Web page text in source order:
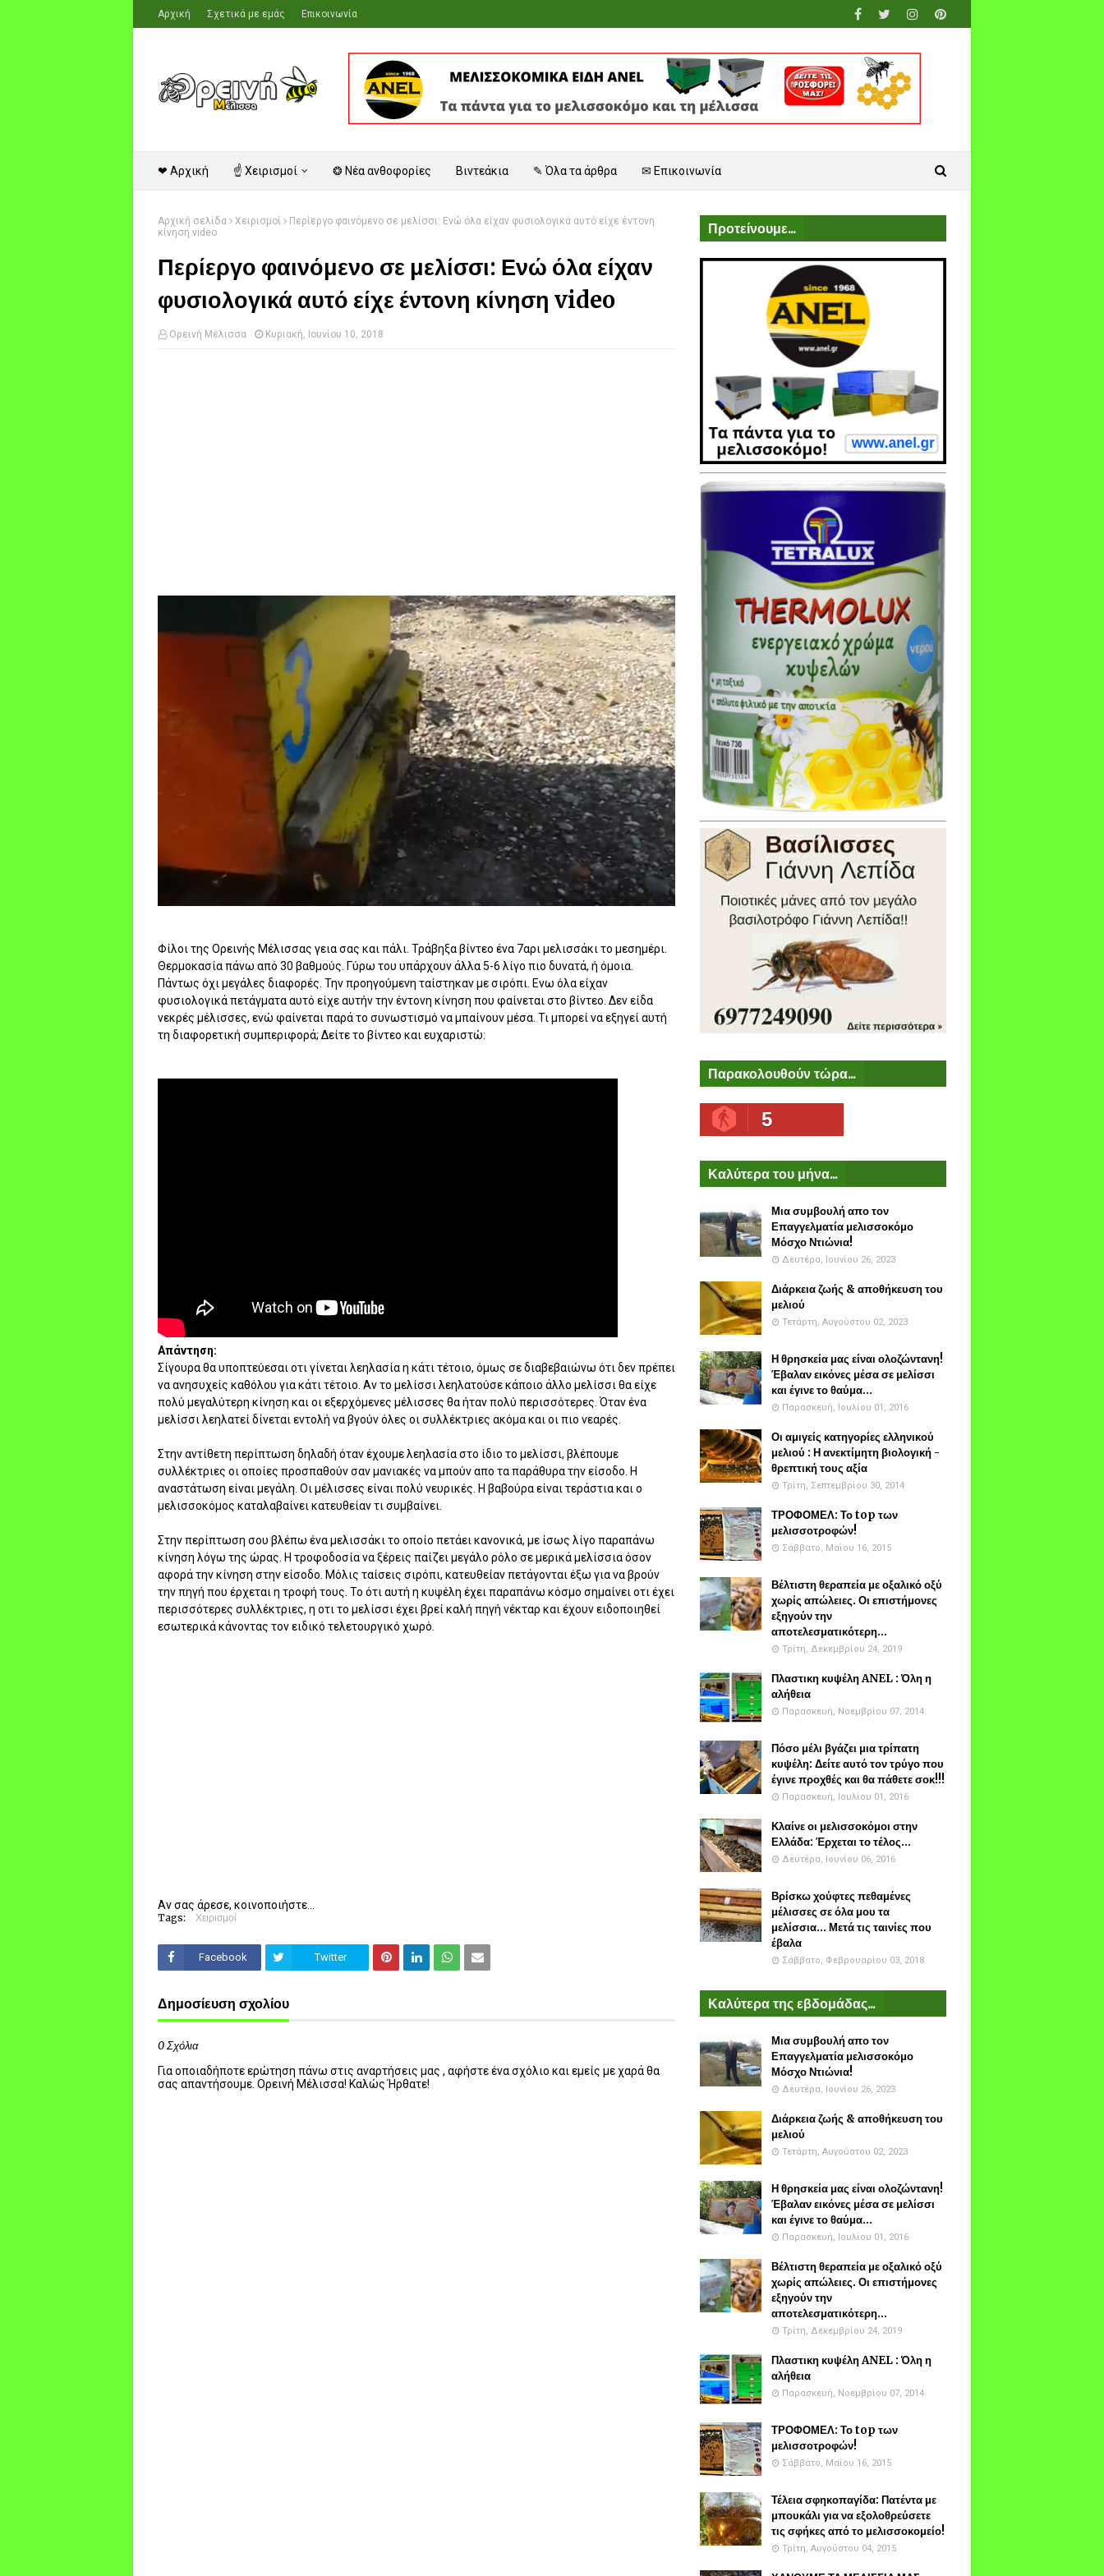
Αρχική Σχετικά με εμάς Επικοινωνία
❤ Αρχική ☝ Χειρισμοί ❂ Νέα ανθοφορίες Βιντεάκια ✎ Όλα τα άρθρα ✉ Επικοινωνία
Αρχική σελίδα Χειρισμοί
Περίεργο φαινόμενο σε μελίσσι: Ενώ όλα είχαν φυσιολογικά αυτό είχε έντονη
κίνηση video
Περίεργο φαινόμενο σε μελίσσι: Ενώ όλα είχαν
φυσιολογικά αυτό είχε έντονη κίνηση video
Ορεινή Μέλισσα Κυριακή, Ιουνίου 10, 2018
Φίλοι της Ορεινής Μέλισσας γεια σας και πάλι. Τράβηξα βίντεο ένα 7αρι μελισσάκι το μεσημέρι.
Θερμοκασία πάνω από 30 βαθμούς. Γύρω του υπάρχουν άλλα 5-6 λίγο πιο δυνατά, ή όμοια.
Πάντως όχι μεγάλες διαφορές. Την προηγούμενη ταίστηκαν με σιρόπι. Ενω όλα είχαν
φυσιολογικά πετάγματα αυτό είχε αυτήν την έντονη κίνηση που φαίνεται στο βίντεο. Δεν είδα
νεκρές μέλισσες, ενώ φαίνεται παρά το συνωστισμό να μπαίνουν μέσα. Τι μπορεί να εξηγεί αυτή
τη διαφορετική συμπεριφορά; Δείτε το βίντεο και ευχαριστώ:
Απάντηση:
Σίγουρα θα υποπτεύεσαι οτι γίνεται λεηλασία η κάτι τέτοιο, όμως σε διαβεβαιώνω ότι δεν πρέπει
να ανησυχείς καθόλου για κάτι τέτοιο. Αν το μελίσσι λεηλατούσε κάποιο άλλο μελίσσι θα είχε
πολύ μεγαλύτερη κίνηση και οι εξερχόμενες μέλισσες θα ήταν πολύ περισσότερες. Όταν ένα
μελίσσι λεηλατεί δίνεται εντολή να βγούν όλες οι συλλέκτριες ακόμα και οι πιο νεαρές.
Στην αντίθετη περίπτωση δηλαδή όταν έχουμε λεηλασία στο ίδιο το μελίσσι, βλέπουμε
συλλέκτριες οι οποίες προσπαθούν σαν μανιακές να μπούν απο τα παράθυρα την είσοδο. Η
αναστάτωση είναι μεγάλη. Οι μέλισσες είναι πολύ νευρικές. Η βαβούρα είναι τεράστια και ο
μελισσοκόμος καταλαβαίνει κατευθείαν τι συμβαίνει.
Στην περίπτωση σου βλέπω ένα μελισσάκι το οποίο πετάει κανονικά, με ίσως λίγο παραπάνω
κίνηση λόγω της ώρας. Η τροφοδοσία να ξέρεις παίζει μεγάλο ρόλο σε μερικά μελίσσια όσον
αφορά την κίνηση στην είσοδο. Μόλις ταίσεις σιρόπι, κατευθείαν πετάγονται έξω για να βρούν
την πηγή που έρχεται η τροφή τους. Το ότι αυτή η κυψέλη έχει παραπάνω κόσμο σημαίνει οτι έχει
περισσότερες συλλέκτριες, η οτι το μελίσσι έχει βρεί καλή πηγή νέκταρ και έχουν ειδοποιηθεί
εσωτερικά κάνοντας τον ειδικό τελετουργικό χωρό.
Αν σας άρεσε, κοινοποιήστε...
Tags: Χειρισμοί
Facebook Twitter
Δημοσίευση σχολίου
0 Σχόλια
Για οποιαδήποτε ερώτηση πάνω στις αναρτήσεις μας , αφήστε ένα σχόλιο και εμείς με χαρά θα
σας απαντήσουμε. Ορεινή Μέλισσα! Καλώς Ήρθατε!
Προτείνουμε...
Παρακολουθούν τώρα...
5
Καλύτερα του μήνα...
Μια συμβουλή απο τον
Επαγγελματία μελισσοκόμο
Μόσχο Ντιώνια!
Δευτέρα, Ιουνίου 26, 2023
Διάρκεια ζωής & αποθήκευση του
μελιού
Τετάρτη, Αυγούστου 02, 2023
Η θρησκεία μας είναι ολοζώντανη!
Έβαλαν εικόνες μέσα σε μελίσσι
και έγινε το θαύμα...
Παρασκευή, Ιουλίου 01, 2016
Οι αμιγείς κατηγορίες ελληνικού
μελιού : Η ανεκτίμητη βιολογική -
θρεπτική τους αξία
Τρίτη, Σεπτεμβρίου 30, 2014
ΤΡΟΦΟΜΕΛ: Το top των
μελισσοτροφών!
Σάββατο, Μαΐου 16, 2015
Βέλτιστη θεραπεία με οξαλικό οξύ
χωρίς απώλειες. Οι επιστήμονες
εξηγούν την
αποτελεσματικότερη...
Τρίτη, Δεκεμβρίου 24, 2019
Πλαστικη κυψέλη ANEL : Όλη η
αλήθεια
Παρασκευή, Νοεμβρίου 07, 2014
Πόσο μέλι βγάζει μια τρίπατη
κυψέλη: Δείτε αυτό τον τρύγο που
έγινε προχθές και θα πάθετε σοκ!!!
Παρασκευή, Ιουλίου 01, 2016
Κλαίνε οι μελισσοκόμοι στην
Ελλάδα: Έρχεται το τέλος...
Δευτέρα, Ιουνίου 06, 2016
Βρίσκω χούφτες πεθαμένες
μέλισσες σε όλα μου τα
μελίσσια... Μετά τις ταινίες που
έβαλα
Σάββατο, Φεβρουαρίου 03, 2018
Καλύτερα της εβδομάδας...
Μια συμβουλή απο τον
Επαγγελματία μελισσοκόμο
Μόσχο Ντιώνια!
Δευτέρα, Ιουνίου 26, 2023
Διάρκεια ζωής & αποθήκευση του
μελιού
Τετάρτη, Αυγούστου 02, 2023
Η θρησκεία μας είναι ολοζώντανη!
Έβαλαν εικόνες μέσα σε μελίσσι
και έγινε το θαύμα...
Παρασκευή, Ιουλίου 01, 2016
Βέλτιστη θεραπεία με οξαλικό οξύ
χωρίς απώλειες. Οι επιστήμονες
εξηγούν την
αποτελεσματικότερη...
Τρίτη, Δεκεμβρίου 24, 2019
Πλαστικη κυψέλη ANEL : Όλη η
αλήθεια
Παρασκευή, Νοεμβρίου 07, 2014
ΤΡΟΦΟΜΕΛ: Το top των
μελισσοτροφών!
Σάββατο, Μαΐου 16, 2015
Τέλεια σφηκοπαγίδα: Πατέντα με
μπουκάλι για να εξολοθρεύσετε
τις σφήκες από το μελισσοκομείο!
Τρίτη, Αυγούστου 04, 2015